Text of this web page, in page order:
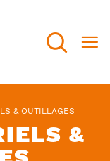
Search
& OUTILLAGES
&